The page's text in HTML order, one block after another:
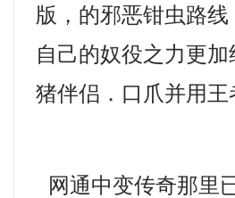
版，的邪恶钳虫路
自己的奴役之力更
猪伴侣．口爪并用王
网通中变传奇那里